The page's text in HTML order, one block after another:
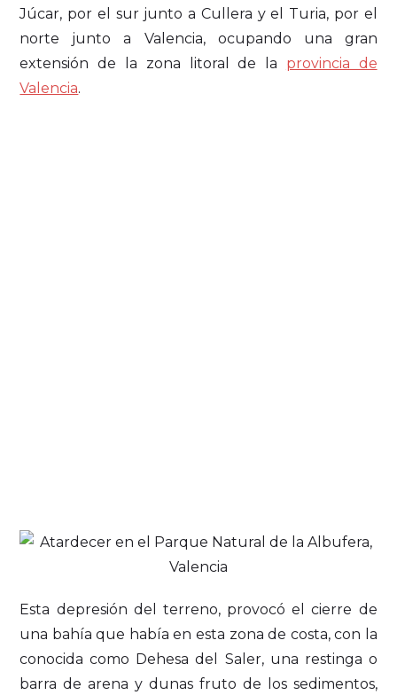
Júcar, por el sur junto a Cullera y el Turia, por el
norte junto a Valencia, ocupando una gran
extensión de la zona litoral de la provincia de
Valencia.
Esta depresión del terreno, provocó el cierre de
una bahía que había en esta zona de costa, con la
conocida como Dehesa del Saler, una restinga o
barra de arena y dunas fruto de los sedimentos,